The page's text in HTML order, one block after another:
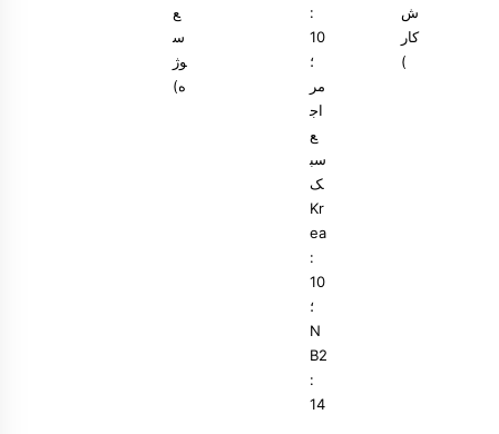
ش‌
کار
)
:
10
؛
مر
اج
ع
سب
ک
Kr
ea
:
10
؛
N
B2
:
14
ع
س
وژ
ه)